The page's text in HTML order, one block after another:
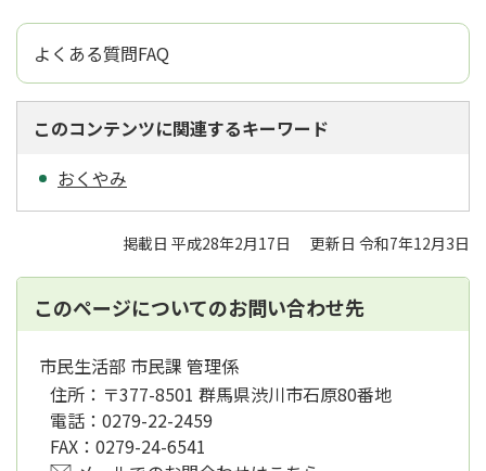
よくある質問FAQ
このコンテンツに関連するキーワード
おくやみ
掲載日 平成28年2月17日 更新日 令和7年12月3日
このページについてのお問い合わせ先
市民生活部 市民課 管理係
住所： 〒377-8501 群馬県渋川市石原80番地
電話： 0279-22-2459
FAX： 0279-24-6541